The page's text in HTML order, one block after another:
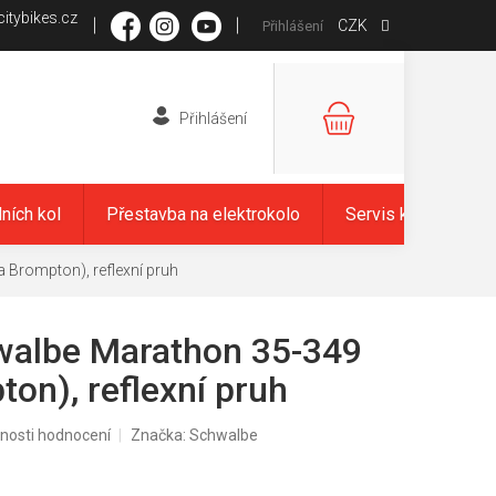
CZK
Přihlášení
NÁKUPNÍ
kol Přestavba na elektrokolo Servis kol
Brompton), reflexní pruh
Marathon 35-349
reflexní pruh
hodnocení Značka: Schwalbe